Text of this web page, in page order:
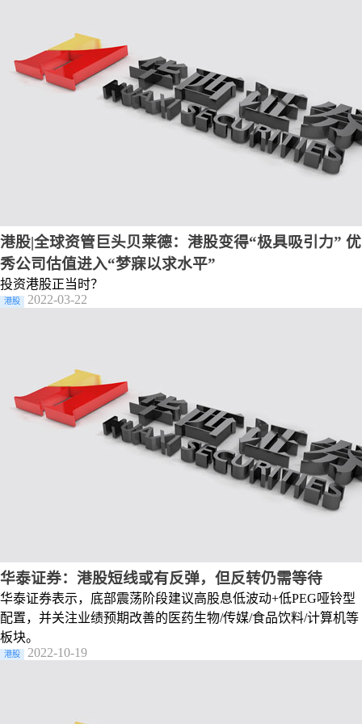
港股|全球资管巨头贝莱德：港股变得“极具吸引力” 优
秀公司估值进入“梦寐以求水平”
投资港股正当时？
港股 2022-03-22
华泰证券：港股短线或有反弹，但反转仍需等待
华泰证券表示，底部震荡阶段建议高股息低波动+低PEG哑铃型
配置，并关注业绩预期改善的医药生物/传媒/食品饮料/计算机等
板块。
港股 2022-10-19